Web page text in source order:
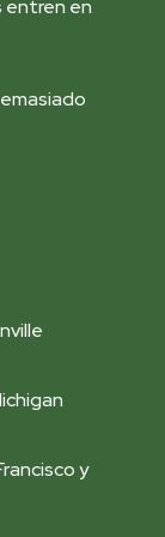
entren en
y